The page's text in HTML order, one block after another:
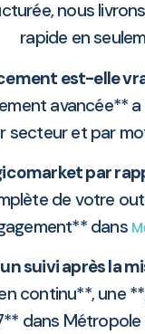
nous
rapide en
est-elle
avancée**
secteur et par
par
de votre
dans
suivi après la
continu**, une
dans